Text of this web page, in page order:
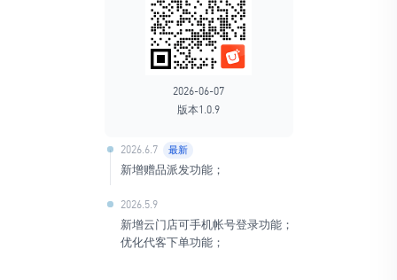
2026-06-07
版本1.0.9
2026.6.7 最新
新增赠品派发功能；
2026.5.9
新增云门店可手机帐号登录功能；
优化代客下单功能；